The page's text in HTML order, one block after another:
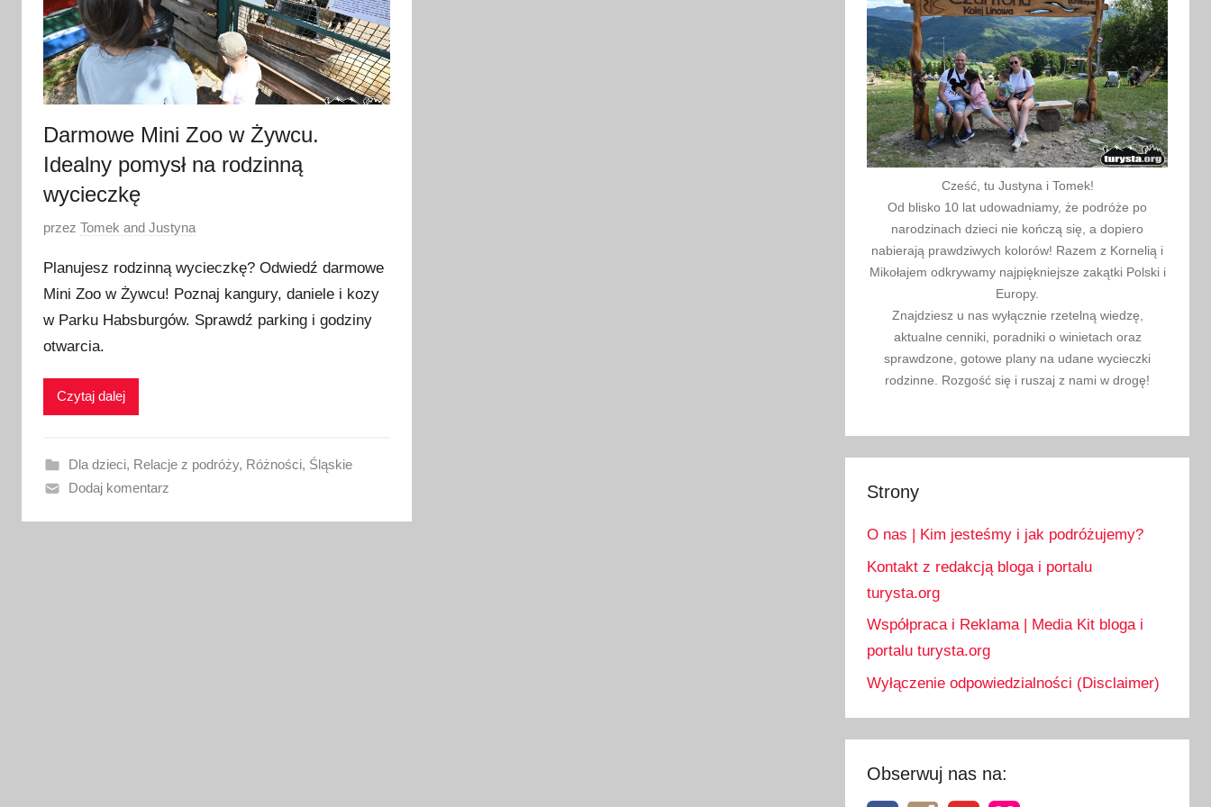
Darmowe Mini Zoo w Żywcu.
Idealny pomysł na rodzinną
wycieczkę
O
u
b
l
i
w
n
o
przez Tomek and Justyna
Planujesz rodzinną wycieczkę? Odwiedź darmowe
Mini Zoo w Żywcu! Poznaj kangury, daniele i kozy
w Parku Habsburgów. Sprawdź parking i godziny
otwarcia.
Czytaj dalej
Dla dzieci, Relacje z podróży, Różności, Śląskie
Dodaj komentarz
Cześć, tu Justyna i Tomek!
Od blisko 10 lat udowadniamy, że podróże po
narodzinach dzieci nie kończą się, a dopiero
nabierają prawdziwych kolorów! Razem z Kornelią i
Mikołajem odkrywamy najpiękniejsze zakątki Polski i
Europy.
Znajdziesz u nas wyłącznie rzetelną wiedzę,
aktualne cenniki, poradniki o winietach oraz
sprawdzone, gotowe plany na udane wycieczki
rodzinne. Rozgość się i ruszaj z nami w drogę!
Strony
O nas | Kim jesteśmy i jak podróżujemy?
Kontakt z redakcją bloga i portalu
turysta.org
Współpraca i Reklama | Media Kit bloga i
portalu turysta.org
Wyłączenie odpowiedzialności (Disclaimer)
Obserwuj nas na: